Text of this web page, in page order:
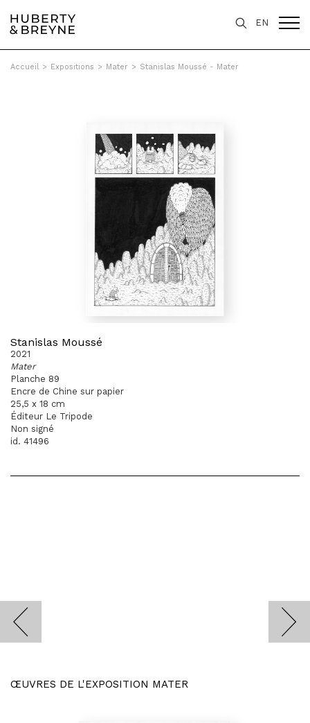
EN
Accueil > Expositions > Mater > Stanislas Moussé - Mater
Stanislas Moussé
2021
Mater
Planche 89
Encre de Chine sur papier
25,5 x 18 cm
Éditeur Le Tripode
Non signé
id. 41496
ŒUVRES DE L'EXPOSITION MATER